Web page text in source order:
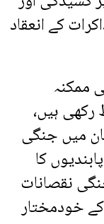
کے انعقاد
ممکنہ
رکھی ہیں،
میں جنگی
کا
نقصانات
کے خودمختار